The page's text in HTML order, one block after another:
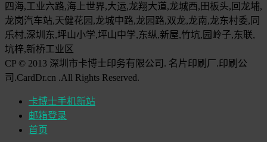
四海,工业六路,海上世界,大运,龙翔大道,龙城西,田板头,回龙埔,
龙岗汽车站,天健花园,龙城中路,龙园路,双龙,龙南,龙东村委,同
乐村,深圳东,坪山小学,坪山中学,东纵,新屋,竹坑,园岭子,东联,
坑梓,新桥工业区
CP © 2013 深圳市卡博士印务有限公司. 名片印刷厂.印刷公
司.CardDr.cn .All Rights Reserved.
卡博士手机新站
邮箱登录
首页